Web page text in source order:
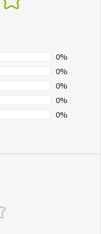
0%
0%
0%
0%
0%